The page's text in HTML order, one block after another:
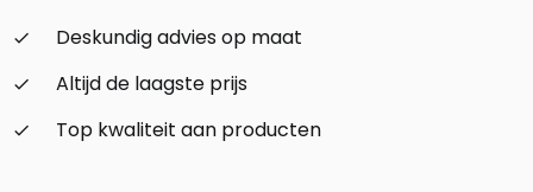
check_small
Deskundig advies op maat
check_small
Altijd de laagste prijs
check_small
Top kwaliteit aan producten